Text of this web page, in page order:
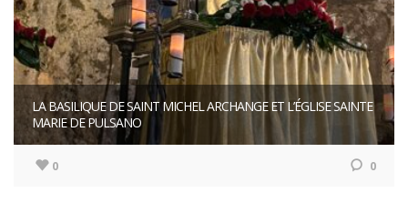
LA BASILIQUE DE SAINT MICHEL ARCHANGE ET L’ÉGLISE SAINTE
MARIE DE PULSANO
0 0